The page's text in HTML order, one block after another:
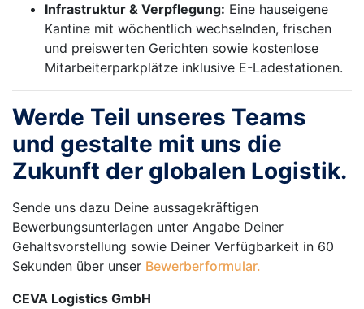
Infrastruktur & Verpflegung: Eine hauseigene
Kantine mit wöchentlich wechselnden, frischen
und preiswerten Gerichten sowie kostenlose
Mitarbeiterparkplätze inklusive E-Ladestationen.
Werde Teil unseres Teams
und gestalte mit uns die
Zukunft der globalen Logistik.
Sende uns dazu Deine aussagekräftigen
Bewerbungsunterlagen unter Angabe Deiner
Gehaltsvorstellung sowie Deiner Verfügbarkeit in 60
Sekunden über unser Bewerberformular.
CEVA Logistics GmbH